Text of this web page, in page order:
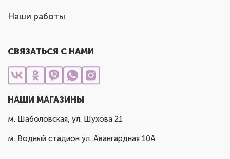
Наши работы
СВЯЗАТЬСЯ С НАМИ
НАШИ МАГАЗИНЫ
м. Шаболовская, ул. Шухова 21
м. Водный стадион ул. Авангардная 10А